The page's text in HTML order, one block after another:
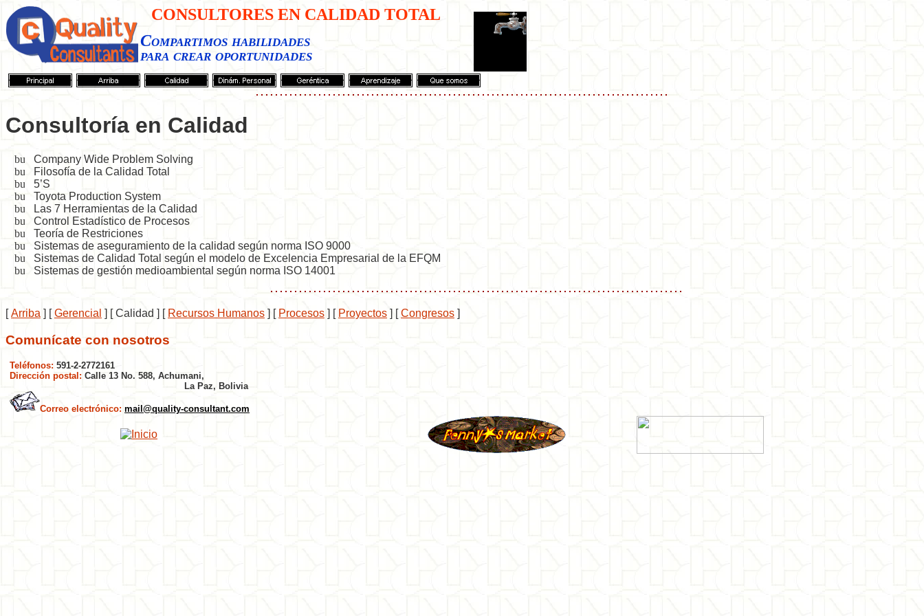
CONSULTORES EN CALIDAD TOTAL
Compartimos habilidades
para crear oportunidades
Consultoría en Calidad
Company Wide Problem Solving
Filosofía de la Calidad Total
5’S
Toyota Production System
Las 7 Herramientas de la Calidad
Control Estadístico de Procesos
Teoría de Restriciones
Sistemas de aseguramiento de la calidad según norma ISO 9000
Sistemas de Calidad Total según el modelo de Excelencia Empresarial de la EFQM
Sistemas de gestión medioambiental según norma ISO 14001
[Arriba ] [Gerencial ] [ Calidad ] [ Recursos Humanos ] [ Procesos ] [ Proyectos ] [Congresos ]
Comunícate con nosotros
Teléfonos: 591-2-2772161
Dirección postal: Calle 13 No. 588, Achumani,
La Paz, Bolivia
Correo electrónico: mail@quality-consultant.com